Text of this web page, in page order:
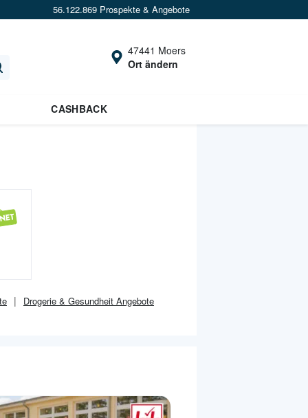
56.122.869 Prospekte & Angebote
47441 Moers
Ort ändern
CASHBACK
Drogerie & Gesundheit Angebote